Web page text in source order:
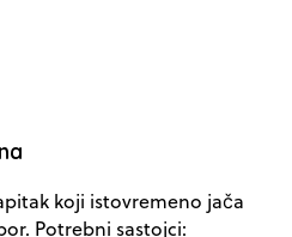
koji istovremeno jača
Potrebni sastojci: